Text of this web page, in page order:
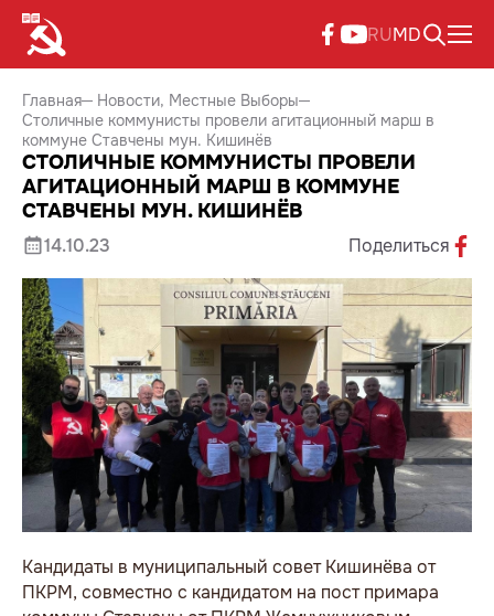
RUMD
Главная Новости Местные Выборы
Столичные коммунисты провели агитационный марш в
коммуне Ставчены мун. Кишинёв
СТОЛИЧНЫЕ КОММУНИСТЫ ПРОВЕЛИ
АГИТАЦИОННЫЙ МАРШ В КОММУНЕ
СТАВЧЕНЫ МУН. КИШИНЁВ
14.10.23 Поделиться
Кандидаты в муниципальный совет Кишинёва от
ПКРМ, совместно с кандидатом на пост примара